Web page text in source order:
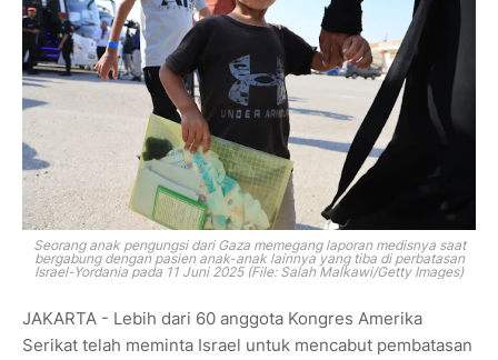
Seorang anak pengungsi dari Gaza memegang laporan medisnya saat
bergabung dengan pasien anak-anak lainnya yang tiba di perbatasan
Israel-Yordania pada 11 Juni 2025 (File: Salah Malkawi/Getty Images)
JAKARTA - Lebih dari 60 anggota Kongres Amerika
Serikat telah meminta Israel untuk mencabut pembatasan